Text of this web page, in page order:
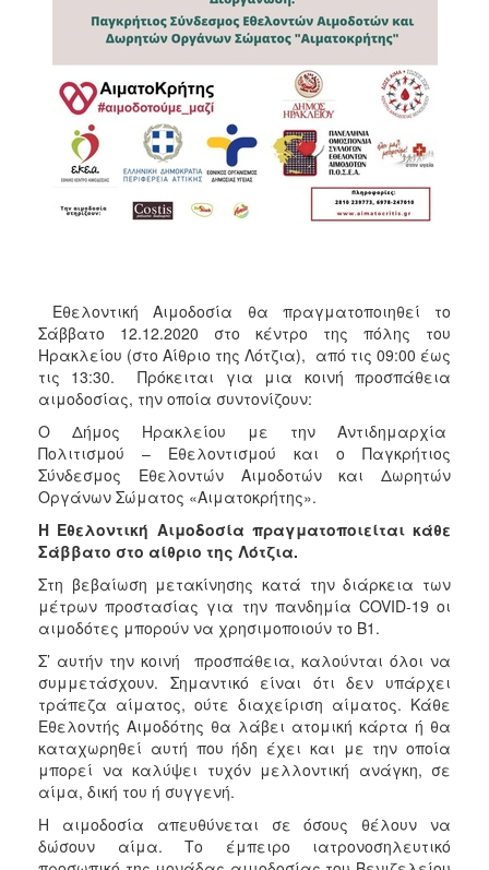
Εθελοντική Αιμοδοσία θα πραγματοποιηθεί το
Σάββατο 12.12.2020 στο κέντρο της πόλης του
Ηρακλείου (στο Αίθριο της Λότζια), από τις 09:00 έως
τις 13:30. Πρόκειται για μια κοινή προσπάθεια
αιμοδοσίας, την οποία συντονίζουν:
O Δήμος Ηρακλείου με την Αντιδημαρχία
Πολιτισμού – Εθελοντισμού και ο Παγκρήτιος
Σύνδεσμος Εθελοντών Αιμοδοτών και Δωρητών
Οργάνων Σώματος «Αιματοκρήτης».
Η Εθελοντική Αιμοδοσία πραγματοποιείται κάθε
Σάββατο στο αίθριο της Λότζια.
Στη βεβαίωση μετακίνησης κατά την διάρκεια των
μέτρων προστασίας για την πανδημία COVID-19 οι
αιμοδότες μπορούν να χρησιμοποιούν το Β1.
Σ’ αυτήν την κοινή προσπάθεια, καλούνται όλοι να
συμμετάσχουν. Σημαντικό είναι ότι δεν υπάρχει
τράπεζα αίματος, ούτε διαχείριση αίματος. Κάθε
Εθελοντής Αιμοδότης θα λάβει ατομική κάρτα ή θα
καταχωρηθεί αυτή που ήδη έχει και με την οποία
μπορεί να καλύψει τυχόν μελλοντική ανάγκη, σε
αίμα, δική του ή συγγενή.
Η αιμοδοσία απευθύνεται σε όσους θέλουν να
δώσουν αίμα. Το έμπειρο ιατρονοσηλευτικό